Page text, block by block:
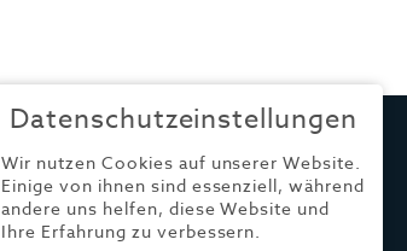
Datenschutzeinstellungen
Wir nutzen Cookies auf unserer Website.
Einige von ihnen sind essenziell, während
andere uns helfen, diese Website und
Ihre Erfahrung zu verbessern.